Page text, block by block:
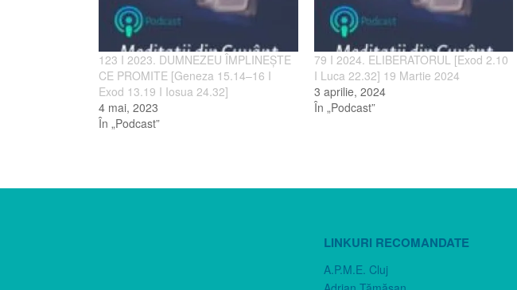
123 I 2023. DUMNEZEU ÎMPLINEȘTE
CE PROMITE [Geneza 15.14–16 I
Exod 13.19 I Iosua 24.32]
4 mai, 2023
În „Podcast”
79 I 2024. ELIBERATORUL [Exod 2.10
I Luca 22.32] 19 Martie 2024
3 aprilie, 2024
În „Podcast”
LINKURI RECOMANDATE
A.P.M.E. Cluj